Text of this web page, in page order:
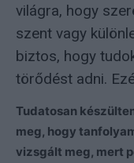
világra, hogy
szent vagy
biztos, hogy
törődést adni.
Tudatosan
meg, hogy
vizsgált meg, mert